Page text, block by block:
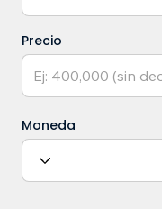
Precio
Moneda